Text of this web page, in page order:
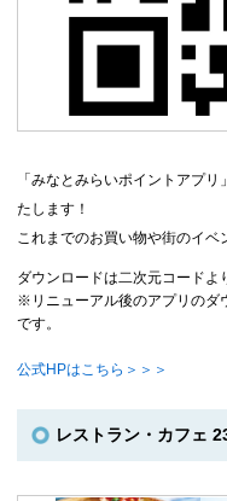
「みなとみらいポイントアプ
たします！
これまでのお買い物や街のイベ
ダウンロードは二次元コードよ
※リニューアル後のアプリのダ
です。
公式HPはこちら＞＞＞
レストラン・カフェ